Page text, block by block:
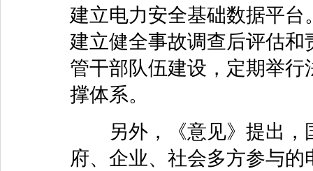
建立电力安全基础数据平
建立健全事故调查后评估
管干部队伍建设，定期举
撑体系。
另外，《意见》提出，
府、企业、社会多方参与